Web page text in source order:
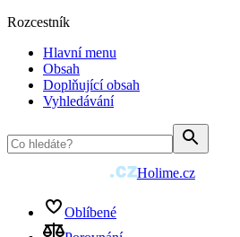
Rozcestník
Hlavní menu
Obsah
Doplňující obsah
Vyhledávání
Holime.cz
Oblíbené